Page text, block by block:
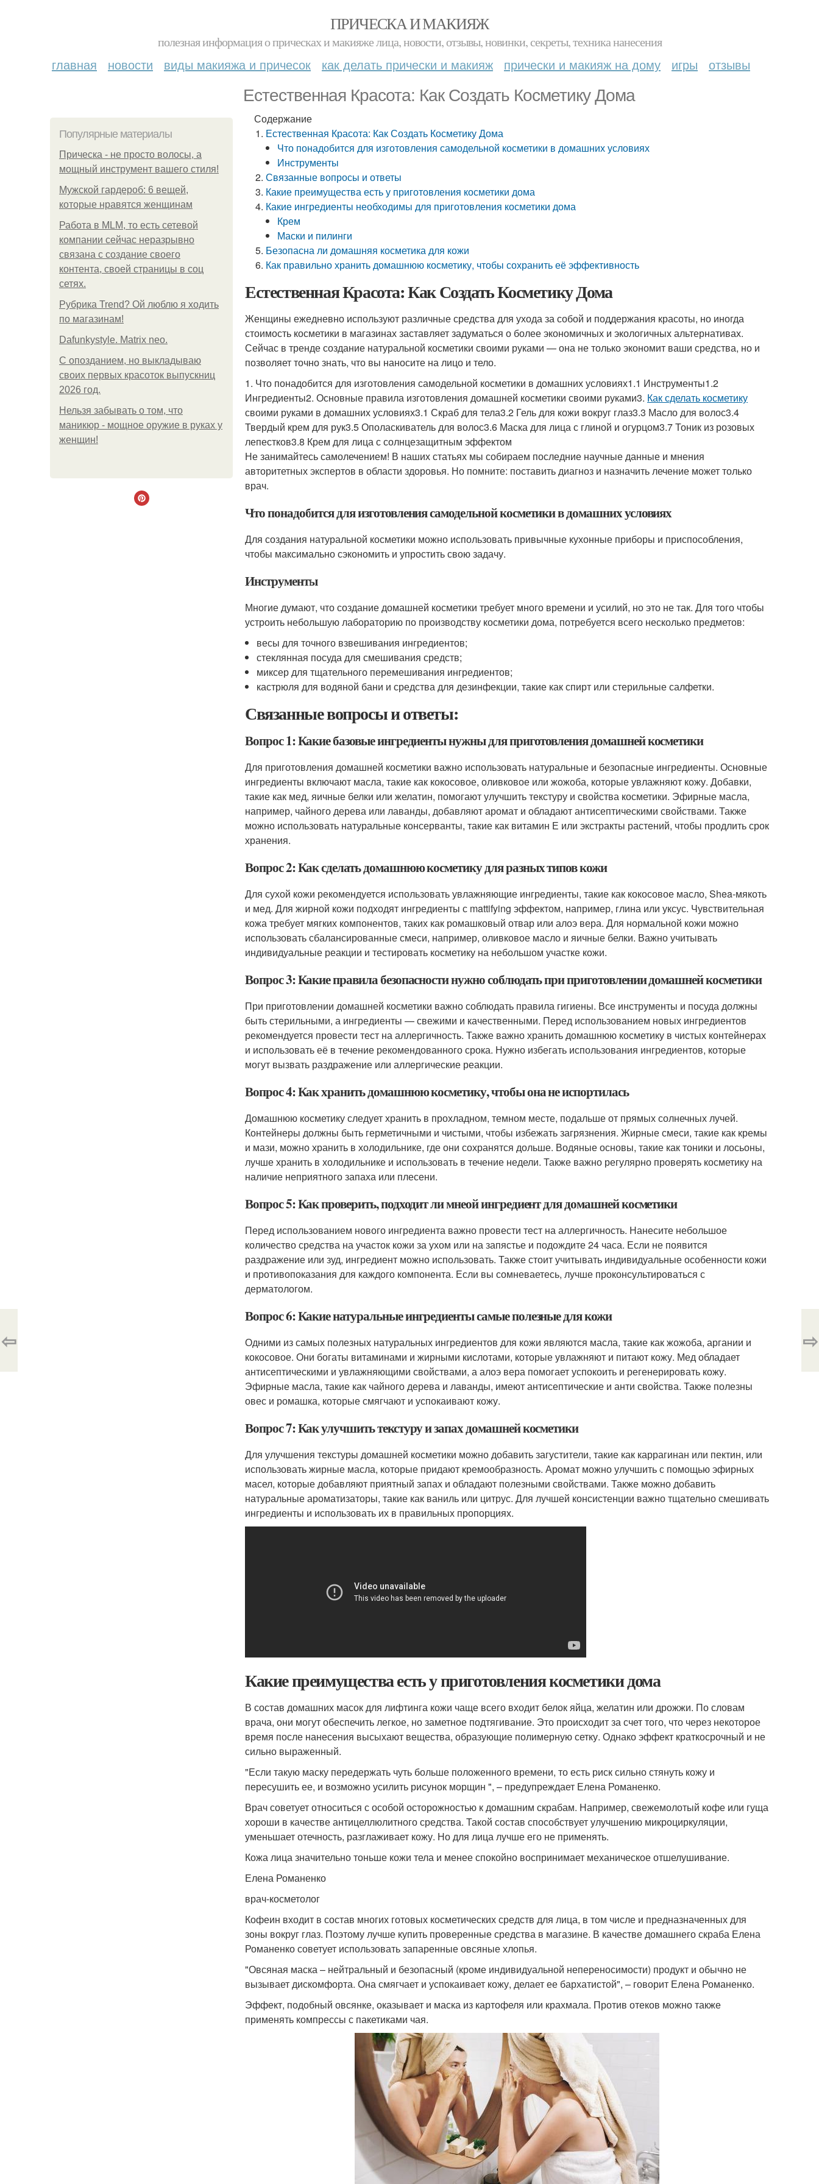
ПРИЧЕСКА И МАКИЯЖ
полезная информация о прическах и макияже лица, новости, отзывы, новинки, секреты, техника нанесения
главная новости виды макияжа и причесок как делать прически и макияж прически и макияж на дому игры отзывы
Естественная Красота: Как Создать Косметику Дома
Популярные материалы
Прическа - не просто волосы, а
мощный инструмент вашего стиля!
Мужской гардероб: 6 вещей,
которые нравятся женщинам
Работа в MLM, то есть сетевой
компании сейчас неразрывно
связана с создание своего
контента, своей страницы в соц
сетях.
Рубрика Trend? Ой люблю я ходить
по магазинам!
Dafunkystyle. Matrix neo.
С опозданием, но выкладываю
своих первых красоток выпускниц
2026 год.
Нельзя забывать о том, что
маникюр - мощное оружие в руках у
женщин!
Содержание
Естественная Красота: Как Создать Косметику Дома
Что понадобится для изготовления самодельной косметики в домашних условиях
Инструменты
Связанные вопросы и ответы
Какие преимущества есть у приготовления косметики дома
Какие ингредиенты необходимы для приготовления косметики дома
Крем
Маски и пилинги
Безопасна ли домашняя косметика для кожи
Как правильно хранить домашнюю косметику, чтобы сохранить её эффективность
Естественная Красота: Как Создать Косметику Дома
Женщины ежедневно используют различные средства для ухода за собой и поддержания красоты, но иногда
стоимость косметики в магазинах заставляет задуматься о более экономичных и экологичных альтернативах.
Сейчас в тренде создание натуральной косметики своими руками — она не только экономит ваши средства, но и
позволяет точно знать, что вы наносите на лицо и тело.
1. Что понадобится для изготовления самодельной косметики в домашних условиях1.1 Инструменты1.2
Ингредиенты2. Основные правила изготовления домашней косметики своими руками3. Как сделать косметику
своими руками в домашних условиях3.1 Скраб для тела3.2 Гель для кожи вокруг глаз3.3 Масло для волос3.4
Твердый крем для рук3.5 Ополаскиватель для волос3.6 Маска для лица с глиной и огурцом3.7 Тоник из розовых
лепестков3.8 Крем для лица с солнцезащитным эффектом
Не занимайтесь самолечением! В наших статьях мы собираем последние научные данные и мнения
авторитетных экспертов в области здоровья. Но помните: поставить диагноз и назначить лечение может только
врач.
Что понадобится для изготовления самодельной косметики в домашних условиях
Для создания натуральной косметики можно использовать привычные кухонные приборы и приспособления,
чтобы максимально сэкономить и упростить свою задачу.
Инструменты
Многие думают, что создание домашней косметики требует много времени и усилий, но это не так. Для того чтобы
устроить небольшую лабораторию по производству косметики дома, потребуется всего несколько предметов:
весы для точного взвешивания ингредиентов;
стеклянная посуда для смешивания средств;
миксер для тщательного перемешивания ингредиентов;
кастрюля для водяной бани и средства для дезинфекции, такие как спирт или стерильные салфетки.
Связанные вопросы и ответы:
Вопрос 1: Какие базовые ингредиенты нужны для приготовления домашней косметики
Для приготовления домашней косметики важно использовать натуральные и безопасные ингредиенты. Основные
ингредиенты включают масла, такие как кокосовое, оливковое или жожоба, которые увлажняют кожу. Добавки,
такие как мед, яичные белки или желатин, помогают улучшить текстуру и свойства косметики. Эфирные масла,
например, чайного дерева или лаванды, добавляют аромат и обладают антисептическими свойствами. Также
можно использовать натуральные консерванты, такие как витамин Е или экстракты растений, чтобы продлить срок
хранения.
Вопрос 2: Как сделать домашнюю косметику для разных типов кожи
Для сухой кожи рекомендуется использовать увлажняющие ингредиенты, такие как кокосовое масло, Shea-мякоть
и мед. Для жирной кожи подходят ингредиенты с mattifying эффектом, например, глина или уксус. Чувствительная
кожа требует мягких компонентов, таких как ромашковый отвар или алоэ вера. Для нормальной кожи можно
использовать сбалансированные смеси, например, оливковое масло и яичные белки. Важно учитывать
индивидуальные реакции и тестировать косметику на небольшом участке кожи.
Вопрос 3: Какие правила безопасности нужно соблюдать при приготовлении домашней косметики
При приготовлении домашней косметики важно соблюдать правила гигиены. Все инструменты и посуда должны
быть стерильными, а ингредиенты — свежими и качественными. Перед использованием новых ингредиентов
рекомендуется провести тест на аллергичность. Также важно хранить домашнюю косметику в чистых контейнерах
и использовать её в течение рекомендованного срока. Нужно избегать использования ингредиентов, которые
могут вызвать раздражение или аллергические реакции.
Вопрос 4: Как хранить домашнюю косметику, чтобы она не испортилась
Домашнюю косметику следует хранить в прохладном, темном месте, подальше от прямых солнечных лучей.
Контейнеры должны быть герметичными и чистыми, чтобы избежать загрязнения. Жирные смеси, такие как кремы
и мази, можно хранить в холодильнике, где они сохранятся дольше. Водяные основы, такие как тоники и лосьоны,
лучше хранить в холодильнике и использовать в течение недели. Также важно регулярно проверять косметику на
наличие неприятного запаха или плесени.
Вопрос 5: Как проверить, подходит ли мнеой ингредиент для домашней косметики
Перед использованием нового ингредиента важно провести тест на аллергичность. Нанесите небольшое
количество средства на участок кожи за ухом или на запястье и подождите 24 часа. Если не появится
раздражение или зуд, ингредиент можно использовать. Также стоит учитывать индивидуальные особенности кожи
и противопоказания для каждого компонента. Если вы сомневаетесь, лучше проконсультироваться с
дерматологом.
Вопрос 6: Какие натуральные ингредиенты самые полезные для кожи
Одними из самых полезных натуральных ингредиентов для кожи являются масла, такие как жожоба, аргании и
кокосовое. Они богаты витаминами и жирными кислотами, которые увлажняют и питают кожу. Мед обладает
антисептическими и увлажняющими свойствами, а алоэ вера помогает успокоить и регенерировать кожу.
Эфирные масла, такие как чайного дерева и лаванды, имеют антисептические и анти свойства. Также полезны
овес и ромашка, которые смягчают и успокаивают кожу.
Вопрос 7: Как улучшить текстуру и запах домашней косметики
Для улучшения текстуры домашней косметики можно добавить загустители, такие как каррагинан или пектин, или
использовать жирные масла, которые придают кремообразность. Аромат можно улучшить с помощью эфирных
масел, которые добавляют приятный запах и обладают полезными свойствами. Также можно добавить
натуральные ароматизаторы, такие как ваниль или цитрус. Для лучшей консистенции важно тщательно смешивать
ингредиенты и использовать их в правильных пропорциях.
Какие преимущества есть у приготовления косметики дома
В состав домашних масок для лифтинга кожи чаще всего входит белок яйца, желатин или дрожжи. По словам
врача, они могут обеспечить легкое, но заметное подтягивание. Это происходит за счет того, что через некоторое
время после нанесения высыхают вещества, образующие полимерную сетку. Однако эффект краткосрочный и не
сильно выраженный.
"Если такую маску передержать чуть больше положенного времени, то есть риск сильно стянуть кожу и
пересушить ее, и возможно усилить рисунок морщин ", – предупреждает Елена Романенко.
Врач советует относиться с особой осторожностью к домашним скрабам. Например, свежемолотый кофе или гуща
хороши в качестве антицеллюлитного средства. Такой состав способствует улучшению микроциркуляции,
уменьшает отечность, разглаживает кожу. Но для лица лучше его не применять.
Кожа лица значительно тоньше кожи тела и менее спокойно воспринимает механическое отшелушивание.
Елена Романенко
врач-косметолог
Кофеин входит в состав многих готовых косметических средств для лица, в том числе и предназначенных для
зоны вокруг глаз. Поэтому лучше купить проверенные средства в магазине. В качестве домашнего скраба Елена
Романенко советует использовать запаренные овсяные хлопья.
"Овсяная маска – нейтральный и безопасный (кроме индивидуальной непереносимости) продукт и обычно не
вызывает дискомфорта. Она смягчает и успокаивает кожу, делает ее бархатистой", – говорит Елена Романенко.
Эффект, подобный овсянке, оказывает и маска из картофеля или крахмала. Против отеков можно также
применять компрессы с пакетиками чая.
⇦ ⇨